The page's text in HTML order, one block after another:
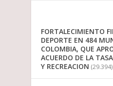
FORTALECIMIENTO
DEPORTE EN 484
COLOMBIA, QUE
ACUERDO DE LA
Y RECREACION (29.394)